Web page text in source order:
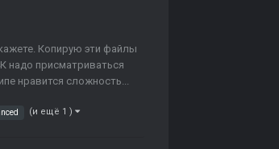
Копирую эти файлы
надо присматриваться
нравится сложность...
(и ещё 1 )